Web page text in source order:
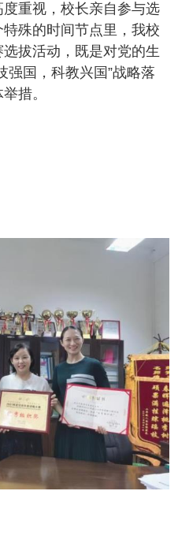
重视，校长亲自参与选
殊的时间节点里，我校
拔活动，既是对党的生
强国，科教兴国”战略落
措。